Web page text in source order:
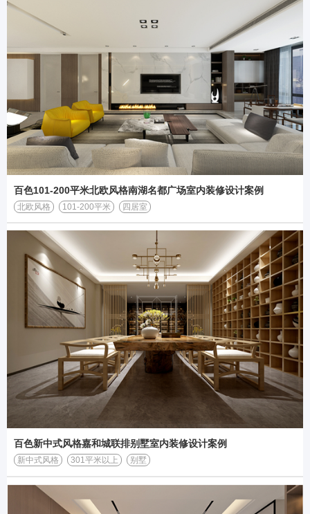
百色101-200平米北欧风格南湖名都广场室内装修设计案例
北欧风格 101-200平米 四居室
百色新中式风格嘉和城联排别墅室内装修设计案例
新中式风格 301平米以上 别墅